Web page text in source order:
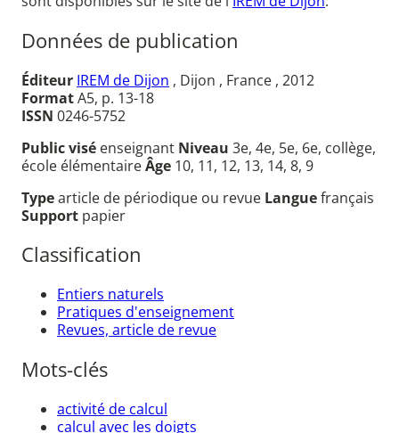
Données de publication
Éditeur IREM de Dijon , Dijon , France , 2012
FormatA5, p. 13-18
ISSN 0246-5752
Public visé enseignant Niveau 3e, 4e, 5e, 6e, collège,
école élémentaireÂge 10, 11, 12, 13, 14, 8, 9
Typearticle de périodique ou revue Languefrançais
Support papier
Classification
Entiers naturels
Pratiques d'enseignement
Revues, article de revue
Mots-clés
activité de calcul
calcul avec les doigts